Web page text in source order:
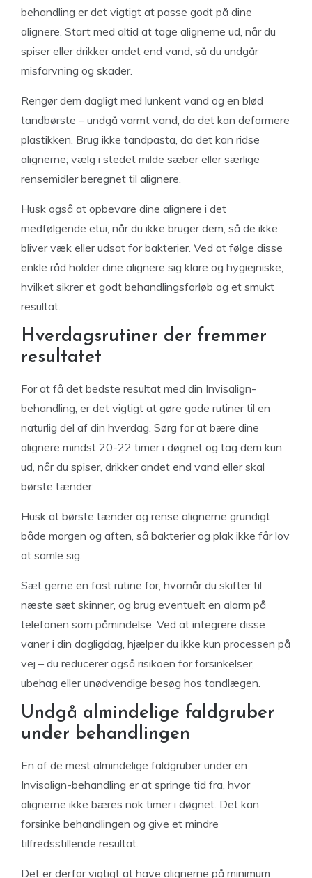
behandling er det vigtigt at passe godt på dine
alignere. Start med altid at tage alignerne ud, når du
spiser eller drikker andet end vand, så du undgår
misfarvning og skader.
Rengør dem dagligt med lunkent vand og en blød
tandbørste – undgå varmt vand, da det kan deformere
plastikken. Brug ikke tandpasta, da det kan ridse
alignerne; vælg i stedet milde sæber eller særlige
rensemidler beregnet til alignere.
Husk også at opbevare dine alignere i det
medfølgende etui, når du ikke bruger dem, så de ikke
bliver væk eller udsat for bakterier. Ved at følge disse
enkle råd holder dine alignere sig klare og hygiejniske,
hvilket sikrer et godt behandlingsforløb og et smukt
resultat.
Hverdagsrutiner der fremmer
resultatet
For at få det bedste resultat med din Invisalign-
behandling, er det vigtigt at gøre gode rutiner til en
naturlig del af din hverdag. Sørg for at bære dine
alignere mindst 20-22 timer i døgnet og tag dem kun
ud, når du spiser, drikker andet end vand eller skal
børste tænder.
Husk at børste tænder og rense alignerne grundigt
både morgen og aften, så bakterier og plak ikke får lov
at samle sig.
Sæt gerne en fast rutine for, hvornår du skifter til
næste sæt skinner, og brug eventuelt en alarm på
telefonen som påmindelse. Ved at integrere disse
vaner i din dagligdag, hjælper du ikke kun processen på
vej – du reducerer også risikoen for forsinkelser,
ubehag eller unødvendige besøg hos tandlægen.
Undgå almindelige faldgruber
under behandlingen
En af de mest almindelige faldgruber under en
Invisalign-behandling er at springe tid fra, hvor
alignerne ikke bæres nok timer i døgnet. Det kan
forsinke behandlingen og give et mindre
tilfredsstillende resultat.
Det er derfor vigtigt at have alignerne på minimum